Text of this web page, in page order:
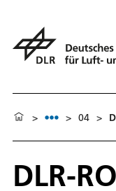
> > 04 >
DLR-